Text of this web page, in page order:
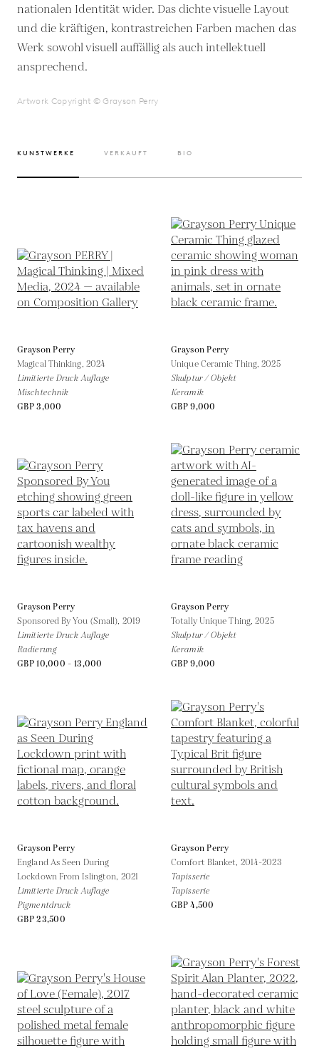
nationalen Identität wider. Das dichte visuelle Layout
und die kräftigen, kontrastreichen Farben machen das
Werk sowohl visuell auffällig als auch intellektuell
ansprechend.
Artwork Copyright © Grayson Perry
KUNSTWERKE VERKAUFT BIO
Grayson Perry
Magical Thinking, 2024
Limitierte Druck Auflage
Mischtechnik
GBP 3,000
Grayson Perry
Unique Ceramic Thing,2025
Skulptur / Objekt
Keramik
GBP 9,000
Grayson Perry
Sponsored By You (Small), 2019
Limitierte Druck Auflage
Radierung
GBP 10,000 - 13,000
Grayson Perry
Totally Unique Thing,2025
Skulptur / Objekt
Keramik
GBP 9,000
Grayson Perry
England As Seen During
Lockdown From Islington, 2021
Limitierte Druck Auflage
Pigmentdruck
GBP 23,500
Grayson Perry
Comfort Blanket, 2014-2023
Tapisserie
Tapisserie
GBP 4,500